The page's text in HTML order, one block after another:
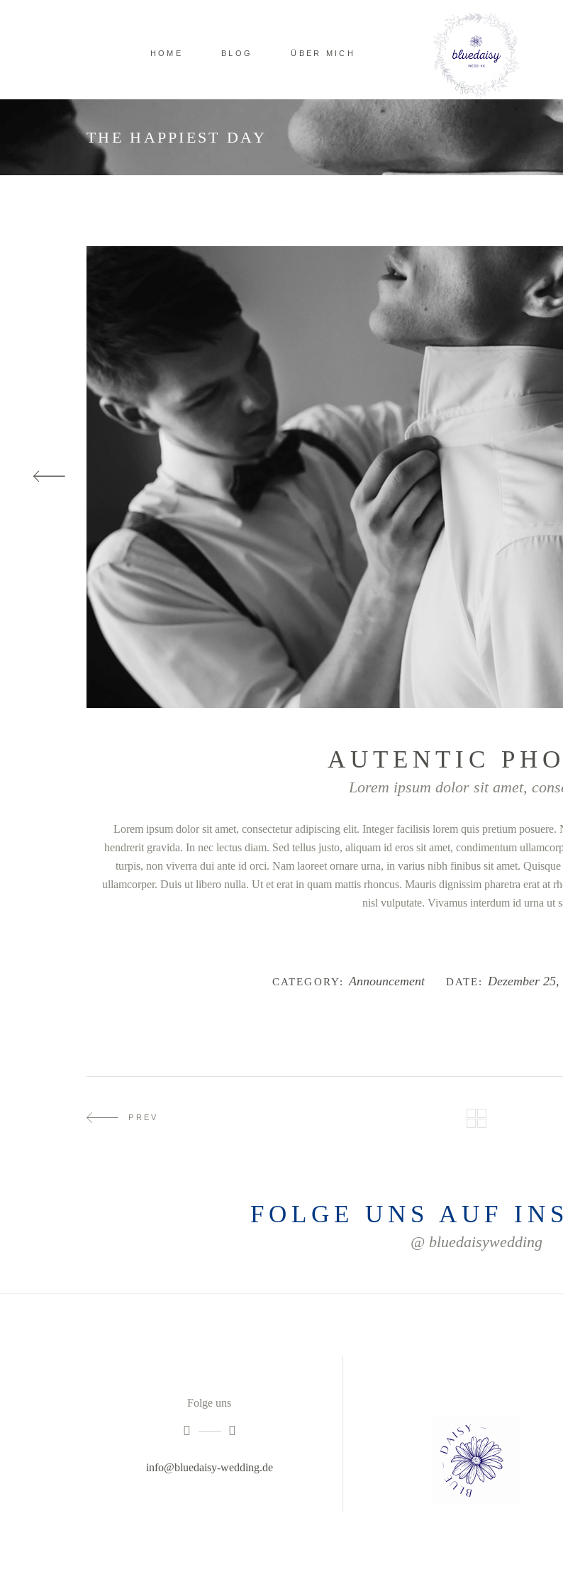
HOME BLOG ÜBER MICH
THE HAPPIEST DAY
AUTENTIC
Lorem ipsum dolor sit amet,
Lorem ipsum dolor sit amet, consectetur adipiscing elit. Integer facilisis lorem quis pretium
hendrerit gravida. In nec lectus diam. Sed tellus justo, aliquam id eros sit amet, condimentum
turpis, non viverra dui ante id orci. Nam laoreet ornare urna, in varius nibh finibus sit amet.
ullamcorper. Duis ut libero nulla. Ut et erat in quam mattis rhoncus. Mauris dignissim pharetra erat at
nisl vulputate. Vivamus interdum id urna ut
CATEGORY: Announcement DATE: Dezember 25,
PREV
FOLGE UNS AUF
@ bluedaisywedding
Folge uns
info@bluedaisy-wedding.de